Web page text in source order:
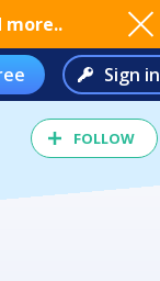
more..
Sign in
FOLLOW